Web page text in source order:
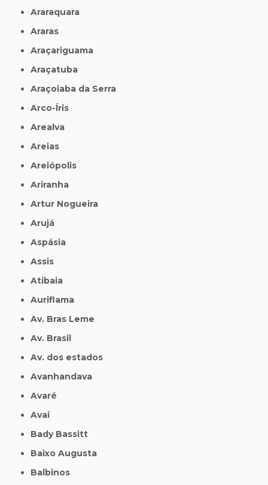
Araraquara
Araras
Araçariguama
Araçatuba
Araçoiaba da Serra
Arco-Íris
Arealva
Areias
Areiópolis
Ariranha
Artur Nogueira
Arujá
Aspásia
Assis
Atibaia
Auriflama
Av. Bras Leme
Av. Brasil
Av. dos estados
Avanhandava
Avaré
Avaí
Bady Bassitt
Baixo Augusta
Balbinos